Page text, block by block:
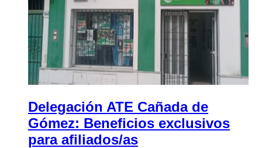
Delegación ATE Cañada de
Gómez: Beneficios exclusivos
para afiliados/as